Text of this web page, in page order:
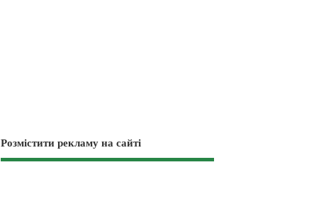
Розмістити рекламу на сайті